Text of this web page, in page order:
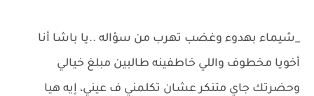
_شيماء بهدوء وغضب تهرب من سؤاله ..يا باشا أنا
أخويا مخطوف واللي خاطفينه طالبين مبلغ خيالي
وحضرتك جاي متنكر عشان تكلمني ف عيني، إيه هيا